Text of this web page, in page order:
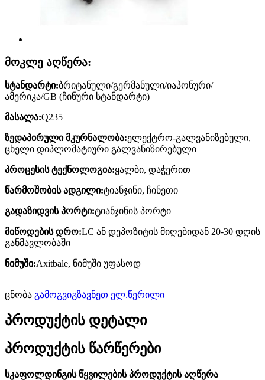
მოკლე აღწერა:
სტანდარტი:ბრიტანული/გერმანული/იაპონური/
ამერიკა/GB (ჩინური სტანდარტი)
მასალა:Q235
ზედაპირული მკურნალობა:ელექტრო-გალვანიზებული,
ცხელი დიპლომატიური გალვანიზირებული
პროცესის ტექნოლოგია:ყალბი, დაჭერით
წარმოშობის ადგილი:ტიანჯინი, ჩინეთი
გადაზიდვის პორტი:ტიანჯინის პორტი
მიწოდების დრო:LC ან დეპოზიტის მიღებიდან 20-30 დღის
განმავლობაში
ნიმუში:Axitbale, ნიმუში უფასოდ
ცნობა გამოგვიგზავნეთ ელ.წერილი
პროდუქტის დეტალი
პროდუქტის წარწერები
სკაფოლდინგის წყვილების პროდუქტის აღწერა